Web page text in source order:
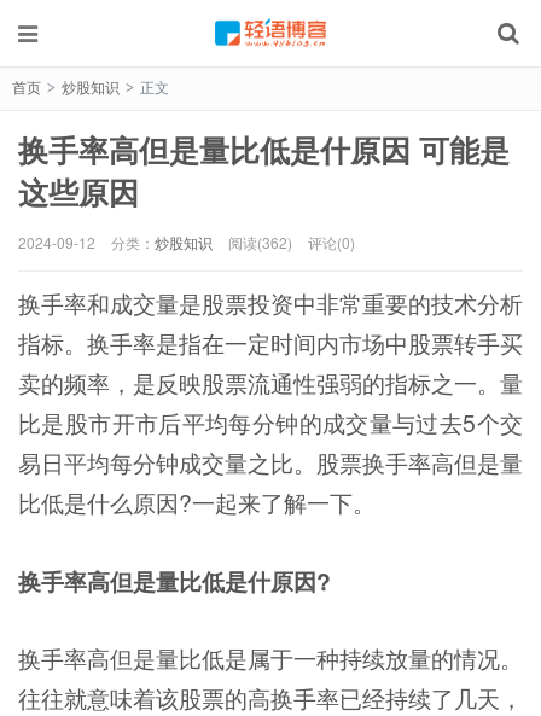
首页 > 炒股知识 > 正文
换手率高但是量比低是什原因 可能是
这些原因
2024-09-12 分类： 炒股知识 阅读(362) 评论(0)
换手率和成交量是股票投资中非常重要的技术分析
指标。换手率是指在一定时间内市场中股票转手买
卖的频率，是反映股票流通性强弱的指标之一。量
比是股市开市后平均每分钟的成交量与过去5个交
易日平均每分钟成交量之比。股票换手率高但是量
比低是什么原因?一起来了解一下。
换手率高但是量比低是什原因?
换手率高但是量比低是属于一种持续放量的情况。
往往就意味着该股票的高换手率已经持续了几天，